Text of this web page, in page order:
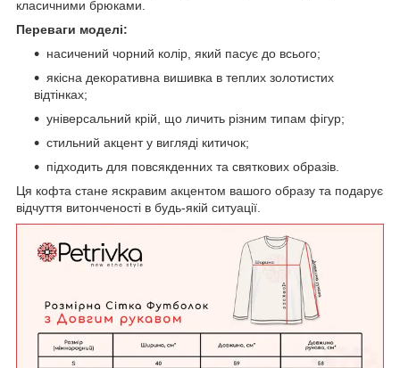
класичними брюками.
Переваги моделі:
насичений чорний колір, який пасує до всього;
якісна декоративна вишивка в теплих золотистих
відтінках;
універсальний крій, що личить різним типам фігур;
стильний акцент у вигляді китичок;
підходить для повсякденних та святкових образів.
Ця кофта стане яскравим акцентом вашого образу та подарує
відчуття витонченості в будь-якій ситуації.